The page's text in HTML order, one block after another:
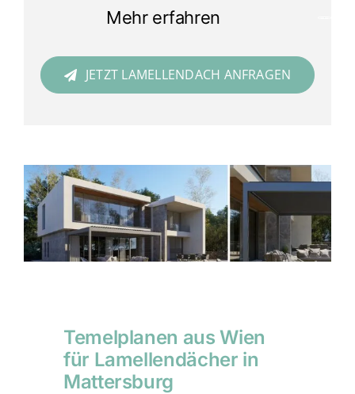
Mehr erfahren
JETZT LAMELLENDACH ANFRAGEN
Temelplanen aus Wien
für Lamellendächer in
Mattersburg